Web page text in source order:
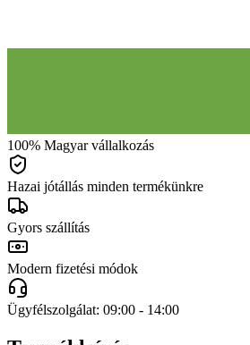
100% Magyar vállalkozás
Hazai jótállás minden termékünkre
Gyors szállítás
Modern fizetési módok
Ügyfélszolgálat: 09:00 - 14:00